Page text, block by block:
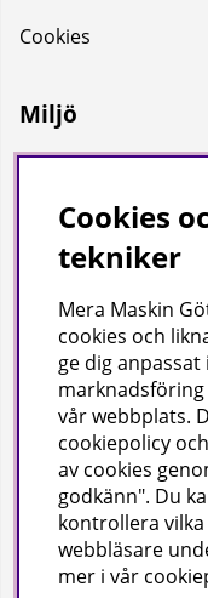
Cookies
Miljö
Vi på Mera Maskin
Copyright
© 2024 Mera
Cookies
tekniker
Mera Maskin
cookies och
ge dig
vår webbplats.
cookiepolicy
av cookies
godkänn". Du
kontrollera
webbläsare
mer i vår